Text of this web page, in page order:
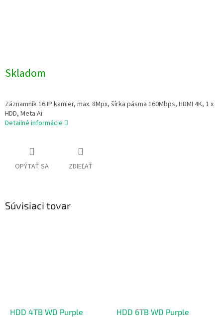
Skladom
Záznamník 16 IP kamier, max. 8Mpx, šírka pásma 160Mbps, HDMI 4K, 1 x
HDD, Meta Ai
Detailné informácie
OPÝTAŤ SA ZDIEĽAŤ
Súvisiaci tovar
HDD 4TB WD Purple
HDD 6TB WD Purple